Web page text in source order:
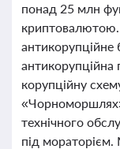
понад 25 млн
криптовалютою.
корупційну
технічного
під